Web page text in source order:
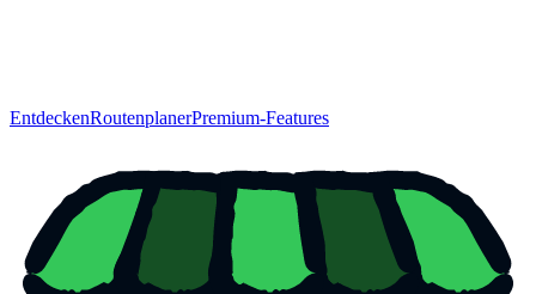
EntdeckenRoutenplanerPremium-Features